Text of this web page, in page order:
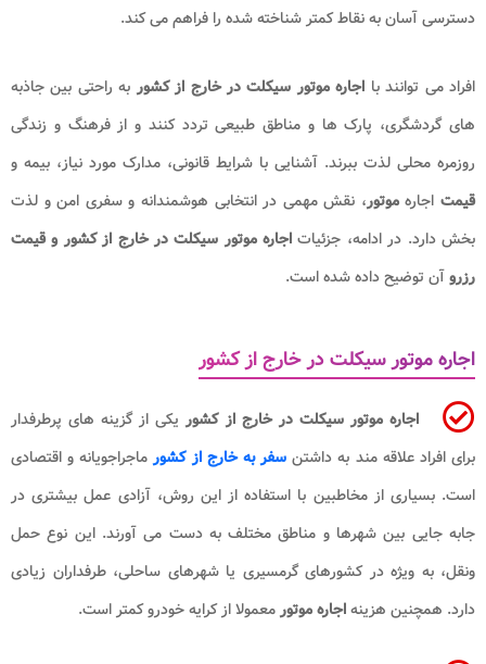
دسترسی آسان به نقاط کمتر شناخته شده را فراهم می کند.
افراد می توانند با اجاره موتور سیکلت در خارج از کشوربه راحتی بین جاذبه
های گردشگری، پارک ها و مناطق طبیعی تردد کنند و از فرهنگ و زندگی
روزمره محلی لذت ببرند. آشنایی با شرایط قانونی، مدارک مورد نیاز، بیمه و
قیمت اجارهموتور، نقش مهمی در انتخابی هوشمندانه و سفری امن و لذت
بخش دارد. در ادامه، جزئیات اجاره موتور سیکلت در خارج از کشور و قیمت
رزروآن توضیح داده شده است.
اجاره موتور سیکلت در خارج از کشور
اجاره موتور سیکلت در خارج از کشوریکی از گزینه های پرطرفدار
برای افراد علاقه مند به داشتن سفر به خارج از کشورماجراجویانه و اقتصادی
است. بسیاری از مخاطبین با استفاده از این روش، آزادی عمل بیشتری در
جابه جایی بین شهرها و مناطق مختلف به دست می آورند. این نوع حمل
ونقل، به ویژه در کشورهای گرمسیری یا شهرهای ساحلی، طرفداران زیادی
دارد. همچنین هزینهاجاره موتورمعمولا از کرایه خودرو کمتر است.